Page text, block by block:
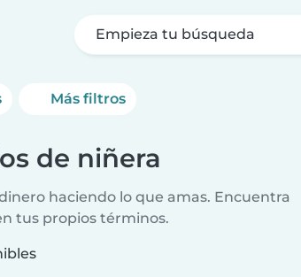
Empieza tu búsqueda
Más filtros
de niñera
haciendo lo que amas. Encuentra
tus propios términos.